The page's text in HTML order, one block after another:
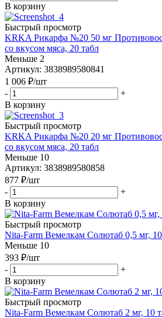
В корзину
Быстрый просмотр
KRKA Рикарфа №20 50 мг
со вкусом мяса, 20 табл
Меньше 2
Артикул: 3838989580841
1 006 ₽/шт
-
+
В корзину
Быстрый просмотр
KRKA Рикарфа №20 20 мг
со вкусом мяса, 20 табл
Меньше 10
Артикул: 3838989580858
877 ₽/шт
-
+
В корзину
Быстрый просмотр
Nita-Farm Вемелкам Солютаб 0,5 мг,
Меньше 10
393 ₽/шт
-
+
В корзину
Быстрый просмотр
Nita-Farm Вемелкам Солютаб 2 мг, 10